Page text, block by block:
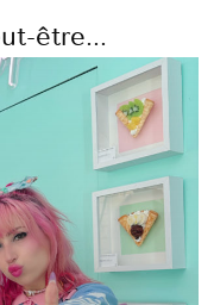
être...